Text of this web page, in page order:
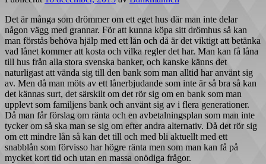
Det är många som drömmer om ett eget hus där man inte delar
någon vägg med grannar. För att kunna köpa sitt drömhus så kan
man förstås behöva hjälp med ett lån och då är det viktigt att betänka
vad lånet kommer att kosta och vilka regler det har. Man kan få låna
till hus från alla stora svenska banker, och kanske känns det
naturligast att vända sig till den bank som man alltid har använt sig
av. Men då man möts av ett lånerbjudande som inte är så bra så kan
det kännas surt, det särskilt om det rör sig om en bank som man
upplevt som familjens bank och använt sig av i flera generationer.
Då man får förslag om ränta och en avbetalningsplan som man inte
tycker om så ska man se sig om efter andra alternativ. Då det rör sig
om ett mindre lån så kan det till och med bli aktuellt med ett
snabblån som förvisso har högre ränta men som man kan få på
mycket kort tid och utan en massa onödiga frågor.